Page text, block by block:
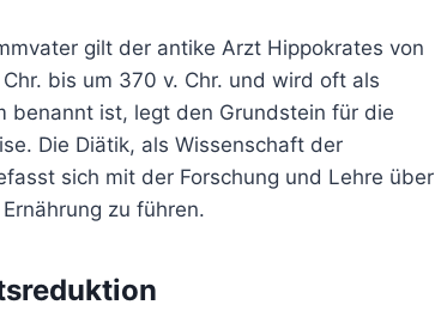
gilt der antike Arzt Hippokrates von
bis um 370 v. Chr. und wird oft als
benannt ist, legt den Grundstein für die
Die Diätik, als Wissenschaft der
sich mit der Forschung und Lehre über
zu führen.